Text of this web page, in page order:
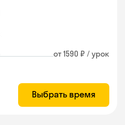
от 1590 ₽ / урок
Выбрать время